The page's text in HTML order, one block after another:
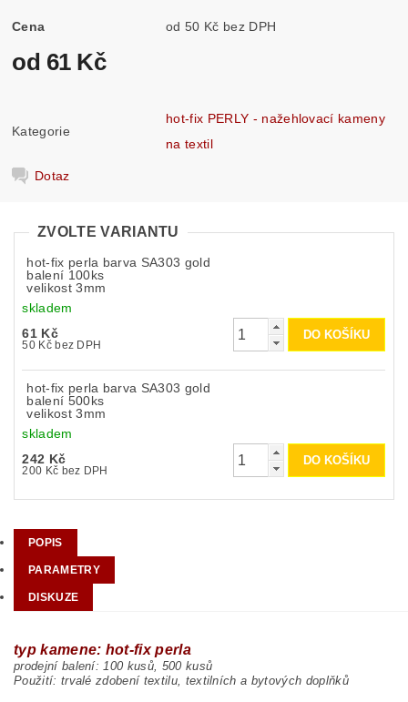
Cena od 50 Kč bez DPH
od 61 Kč
Kategorie
hot-fix PERLY - nažehlovací kameny
na textil
Dotaz
ZVOLTE VARIANTU
hot-fix perla barva SA303 gold
balení 100ks
velikost 3mm
skladem
61 Kč
50 Kč bez DPH
hot-fix perla barva SA303 gold
balení 500ks
velikost 3mm
skladem
242 Kč
200 Kč bez DPH
POPIS
PARAMETRY
DISKUZE
typ kamene: hot-fix perla
prodejní balení: 100 kusů, 500 kusů
Použití: trvalé zdobení textilu, textilních a bytových doplňků